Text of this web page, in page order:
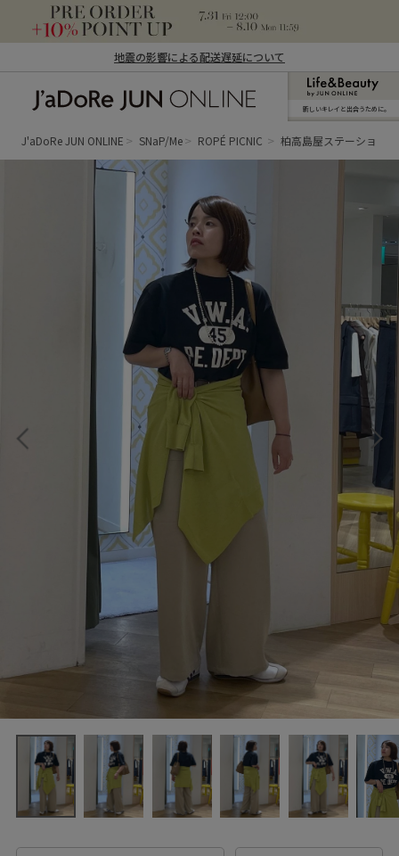
地震の影響による配送遅延について
ン オンライン）
新しいキレイと出合うために。
J'aDoRe JUN ONLINE SNaP/Me ROPÉ PICNIC 柏高島屋ステーション